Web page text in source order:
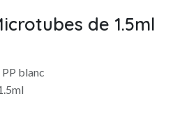
de 1.5ml
blanc